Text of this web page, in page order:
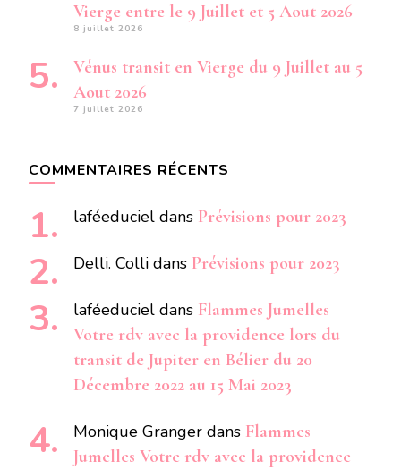
Vierge entre le 9 Juillet et 5 Aout 2026
8 juillet 2026
Vénus transit en Vierge du 9 Juillet au 5
Aout 2026
7 juillet 2026
COMMENTAIRES RÉCENTS
laféeduciel dans Prévisions pour 2023
Delli. Colli dans Prévisions pour 2023
laféeduciel dans Flammes Jumelles
Votre rdv avec la providence lors du
transit de Jupiter en Bélier du 20
Décembre 2022 au 15 Mai 2023
Monique Granger dans Flammes
Jumelles Votre rdv avec la providence